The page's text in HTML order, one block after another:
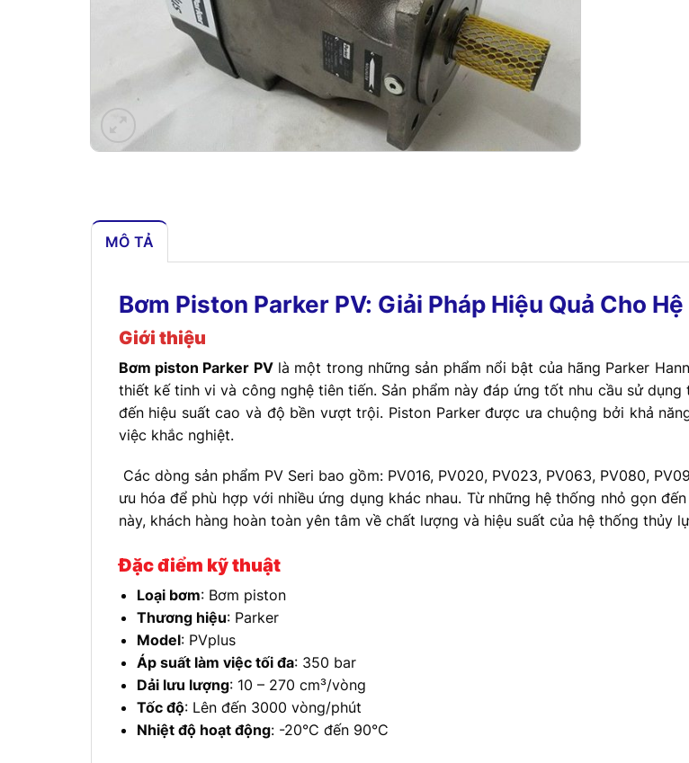
MÔ TẢ
Bơm Piston Parker PV: Giải Pháp Hiệu Quả Cho
Giới thiệu
Bơm piston Parker PVlà một trong những sản phẩm nổi bật của hãng Parker
thiết kế tinh vi và công nghệ tiên tiến. Sản phẩm này đáp ứng tốt nhu cầu sử
đến hiệu suất cao và độ bền vượt trội. Piston Parker được ưa chuộng bởi khả
việc khắc nghiệt.
Các dòng sản phẩm PV Seri bao gồm: PV016, PV020, PV023, PV063, PV080,
ưu hóa để phù hợp với nhiều ứng dụng khác nhau. Từ những hệ thống nhỏ gọn
này, khách hàng hoàn toàn yên tâm về chất lượng và hiệu suất của hệ thống thủy
Đặc điểm kỹ thuật
Loại bơm: Bơm piston
Thương hiệu: Parker
Model: PVplus
Áp suất làm việc tối đa: 350 bar
Dải lưu lượng: 10 – 270 cm³/vòng
Tốc độ: Lên đến 3000 vòng/phút
Nhiệt độ hoạt động: -20°C đến 90°C